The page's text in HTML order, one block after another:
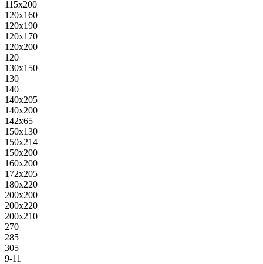
115х200
120х160
120х190
120х170
120х200
120
130х150
130
140
140х205
140х200
142х65
150х130
150х214
150х200
160х200
172х205
180х220
200х200
200х220
200х210
270
285
305
9-11